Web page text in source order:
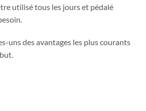
utilisé tous les jours et pédalé
uns des avantages les plus courants